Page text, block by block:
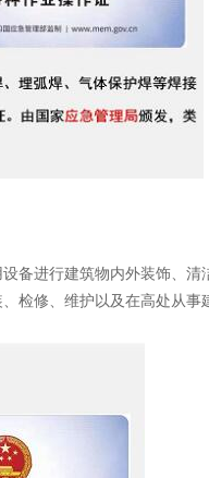
备进行建筑物内外装饰、
检修、维护以及在高处从事